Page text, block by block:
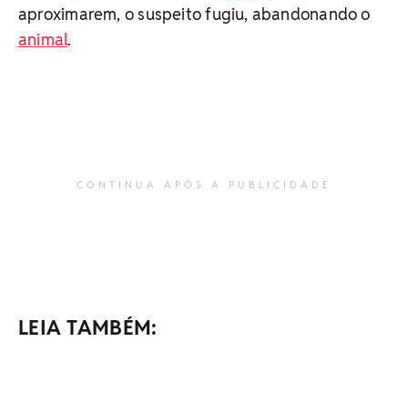
aproximarem, o suspeito fugiu, abandonando o
animal.
CONTINUA APÓS A PUBLICIDADE
LEIA TAMBÉM: